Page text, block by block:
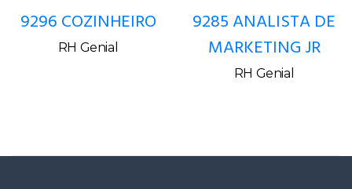
9296 COZINHEIRO
RH Genial
9285 ANALISTA DE
MARKETING JR
RH Genial